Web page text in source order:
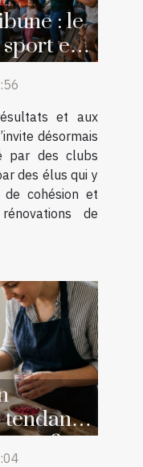
: le
en
et aux
désormais
par des clubs
des élus qui y
de cohésion et
de
?